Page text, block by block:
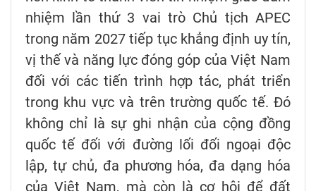
nhiệm lần thứ 3 vai trò Chủ tịch APEC
trong năm 2027 tiếp tục khẳng định uy tín,
vị thế và năng lực đóng góp của Việt Nam
đối với các tiến trình hợp tác, phát triển
trong khu vực và trên trường quốc tế. Đó
không chỉ là sự ghi nhận của cộng đồng
quốc tế đối với đường lối đối ngoại độc
lập, tự chủ, đa phương hóa, đa dạng hóa
của Việt Nam, mà còn là cơ hội để đất